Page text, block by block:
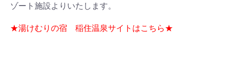
ゾート施設よりいたします。
★湯けむりの宿 稲住温泉サイトはこちら★